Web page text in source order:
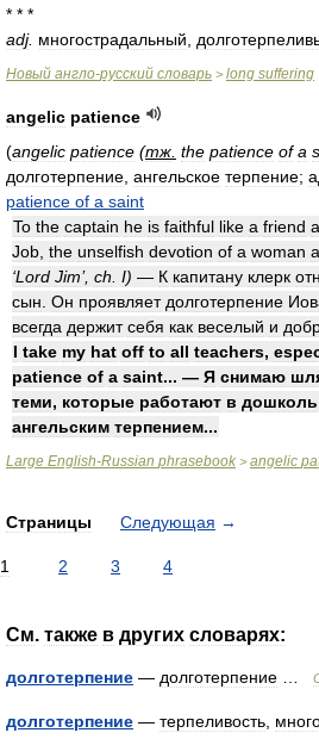
* * *
adj. многострадальный
Новый англо-русский словарь > long suffering
angelic patience
(angelic patience (тж the patience of a
долготерпение ангельское терпение;
patience of a saint
To the captain he is faithful like a friend
Job the unselfish devotion of a woman
‘Lord Jim’, ch I) — К капитану клерк
сын Он проявляет долготерпение
всегда держит себя как веселый и
I take my hat off to all teachers,
patience of a saint... — Я снимаю
теми, которые работают в
ангельским терпением...
Large English-Russian phrasebook > angelic
Страницы Следующая →
1 2 3 4
См. также в других словарях:
долготерпение — долготерпение
долготерпение — терпеливость